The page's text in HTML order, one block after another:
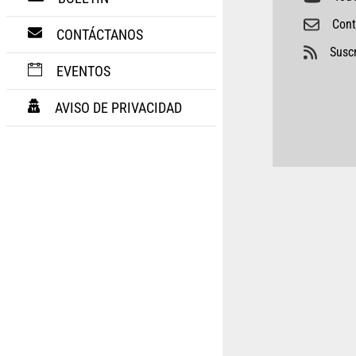
CONTÁCTANOS
EVENTOS
AVISO DE PRIVACIDAD